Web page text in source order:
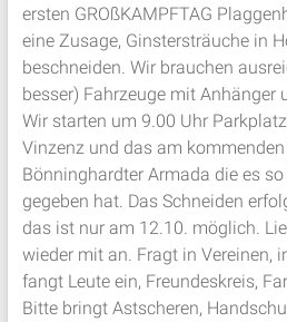
ersten GROßKAMPFTAG
eine Zusage, Ginstersträuche in
beschneiden. Wir brauchen
besser) Fahrzeuge mit Anhänger
Wir starten um 9.00 Uhr
Vinzenz und das am
Bönninghardter Armada die es
gegeben hat. Das Schneiden
das ist nur am 12.10. möglich.
wieder mit an. Fragt in Vereinen,
fangt Leute ein, Freundeskreis,
Bitte bringt Astscheren,